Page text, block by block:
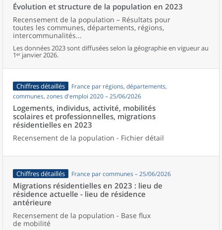
Évolution et structure de la population en 2023
Recensement de la population – Résultats pour
toutes les communes, départements, régions,
intercommunalités...
Les données 2023 sont diffusées selon la géographie en vigueur au
1ᵉʳ janvier 2026.
Chiffres détaillés
France par régions, départements,
communes, zones d'emploi 2020 – 25/06/2026
Logements, individus, activité, mobilités
scolaires et professionnelles, migrations
résidentielles en 2023
Recensement de la population - Fichier détail
Chiffres détaillés France par communes – 25/06/2026
Migrations résidentielles en 2023 : lieu de
résidence actuelle - lieu de résidence
antérieure
Recensement de la population - Base flux
de mobilité